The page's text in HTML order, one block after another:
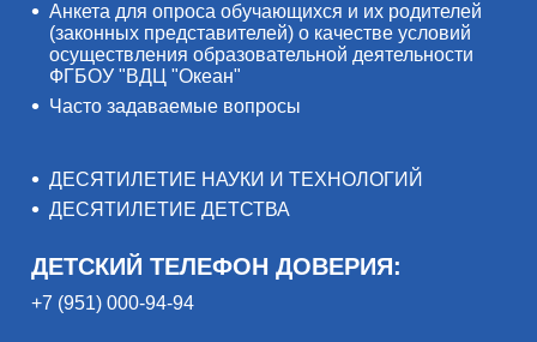
Анкета для опроса обучающихся и их родителей
(законных представителей) о качестве условий
осуществления образовательной деятельности
ФГБОУ "ВДЦ "Океан"
Часто задаваемые вопросы
ДЕСЯТИЛЕТИЕ НАУКИ И ТЕХНОЛОГИЙ
ДЕСЯТИЛЕТИЕ ДЕТСТВА
ДЕТСКИЙ ТЕЛЕФОН ДОВЕРИЯ:
+7 (951) 000-94-94